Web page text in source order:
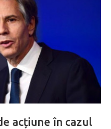
acțiune în cazul